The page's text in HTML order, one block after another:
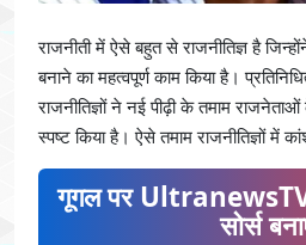
राजनीती में ऐसे बहुत से राजनीतिज्ञ है
बनाने का महत्वपूर्ण काम किया है।
राजनीतिज्ञों ने नई पीढ़ी के तमाम
स्पष्ट किया है। ऐसे तमाम राजनीतिज्ञों में
गूगल पर UltranewsTV
सोर्स